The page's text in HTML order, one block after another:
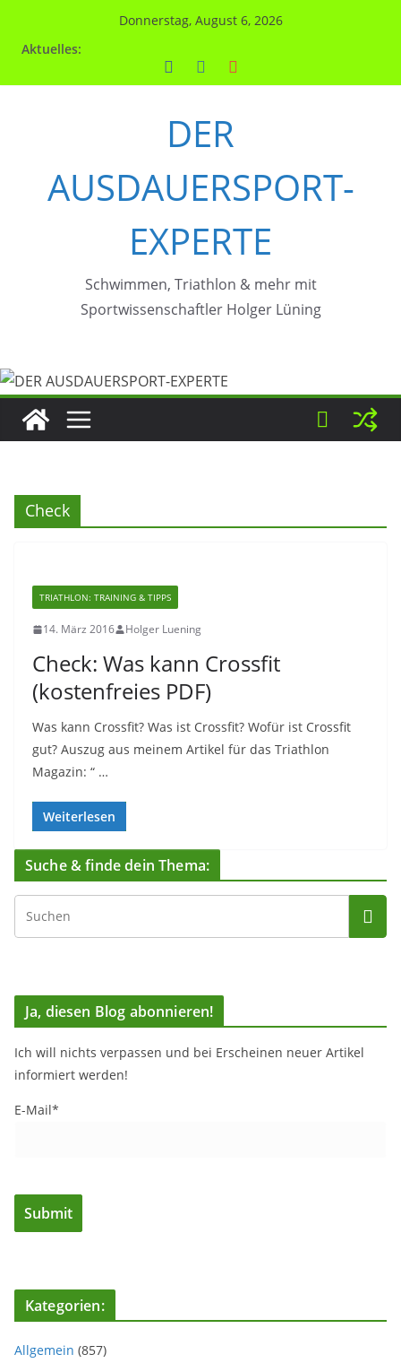
Donnerstag, August 6, 2026
Aktuelles:
DER
AUSDAUERSPORT-
EXPERTE
Schwimmen, Triathlon & mehr mit
Sportwissenschaftler Holger Lüning
Check
TRIATHLON: TRAINING & TIPPS
14. März 2016 Holger Luening
Check: Was kann Crossfit
(kostenfreies PDF)
Was kann Crossfit? Was ist Crossfit? Wofür ist Crossfit
gut? Auszug aus meinem Artikel für das Triathlon
Magazin: “ …
Weiterlesen
Suche & finde dein Thema:
Ja, diesen Blog abonnieren!
Ich will nichts verpassen und bei Erscheinen neuer Artikel
informiert werden!
E-Mail*
Kategorien:
Allgemein (857)